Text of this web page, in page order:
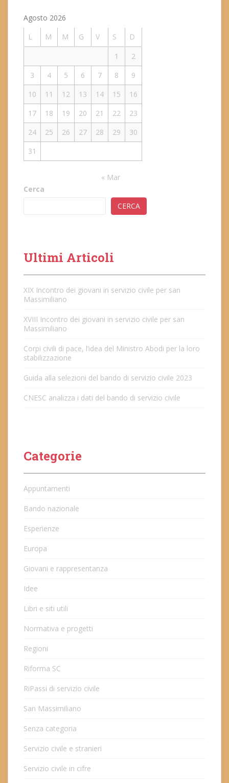
Agosto 2026
L
M M G V S
D
1
2
3
4 5 6 7 8
9
10
11 12 13 14 15
16
17
18 19 20 21 22
23
24
25 26 27 28 29
30
31
« Mar
Cerca
CERCA
Ultimi Articoli
XIX Incontro dei giovani in servizio civile per san
Massimiliano
XVIII Incontro dei giovani in servizio civile per san
Massimiliano
Corpi civili di pace, l’idea del Ministro Abodi per la loro
stabilizzazione
Guida alla selezioni del bando di servizio civile 2023
CNESC analizza i dati del bando di servizio civile
Categorie
Appuntamenti
Bando nazionale
Esperienze
Europa
Giovani e rappresentanza
Idee
Libri e siti utili
Normativa e progetti
Regioni
Riforma SC
RiPassi di servizio civile
San Massimiliano
Senza categoria
Servizio civile e stranieri
Servizio civile in cifre